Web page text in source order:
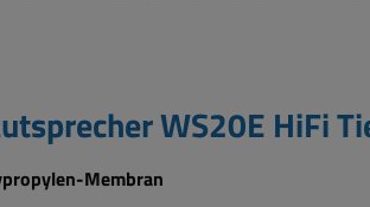
WS20E HiFi
Membran